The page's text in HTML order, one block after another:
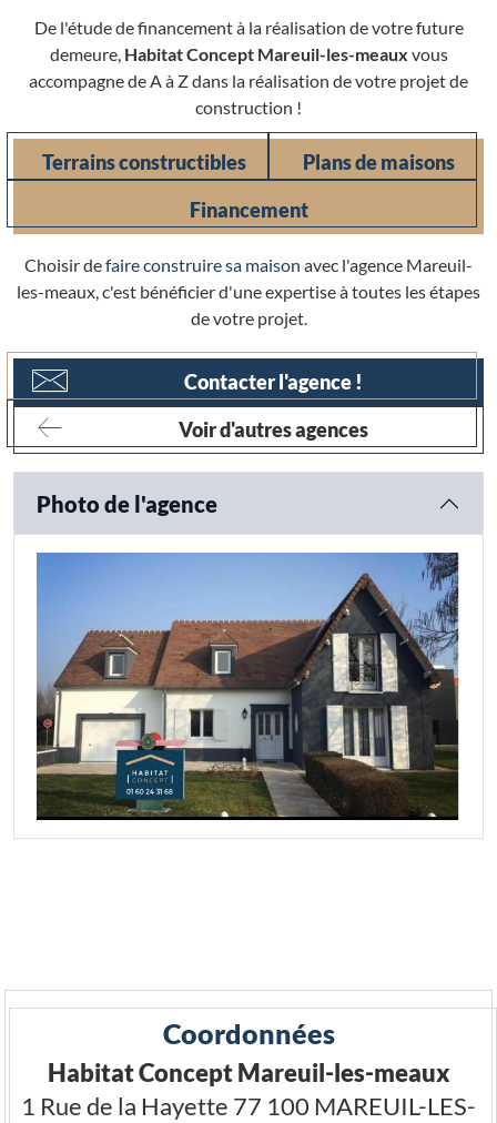
De l'étude de financement à la réalisation de votre future
demeure, Habitat Concept Mareuil-les-meaux vous
accompagne de A à Z dans la réalisation de votre projet de
construction !
Terrains constructibles
Plans de maisons
Financement
Choisir defaire construire sa maison avec l'agence Mareuil-
les-meaux, c'est bénéficier d'une expertise à toutes les étapes
de votre projet.
Contacter l'agence !
Voir d'autres agences
Photo de l'agence
Coordonnées
Habitat Concept Mareuil-les-meaux
1 Rue de la Hayette 77 100 MAREUIL-LES-